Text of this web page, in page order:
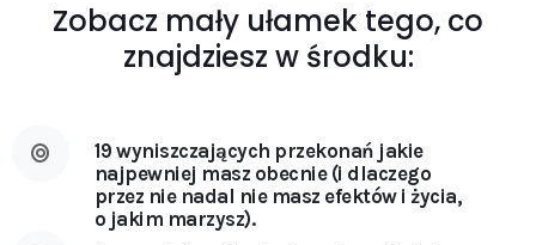
Zobacz mały ułamek tego, co
znajdziesz w środku:
19 wyniszczających przekonań jakie
najpewniej masz obecnie (i dlaczego
przez nie nadal nie masz efektów i życia,
o jakim marzysz).